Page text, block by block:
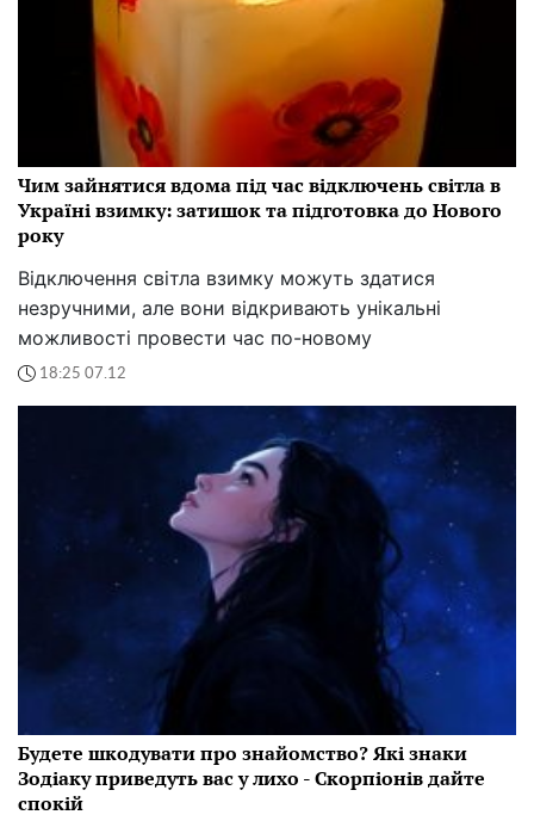
Чим зайнятися вдома під час відключень світла в
Україні взимку: затишок та підготовка до Нового
року
Відключення світла взимку можуть здатися
незручними, але вони відкривають унікальні
можливості провести час по-новому
18:25 07.12
Будете шкодувати про знайомство? Які знаки
Зодіаку приведуть вас у лихо - Скорпіонів дайте
спокій